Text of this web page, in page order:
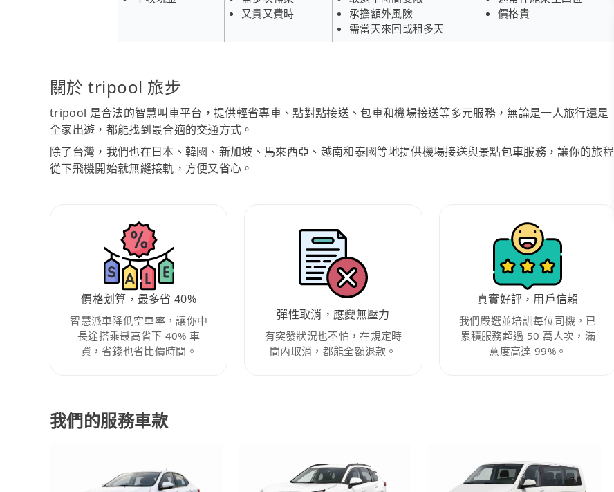
又貴又費時
承擔額外風險
需當天來回或租多天
價格貴
關於 tripool 旅步
tripool 是合法的智慧叫車平台，提供輕省專車、點對點接送、包車和機場接送等多元服務，無論是一人旅行還是
全家出遊，都能找到最合適的交通方式。
除了台灣，我們也在日本、韓國、新加坡、馬來西亞、越南和泰國等地提供機場接送與景點包車服務，讓你的旅程
從下飛機開始就無縫接軌，方便又省心。
價格划算，最多省 40%
智慧派車降低空車率，讓你中
長途搭乘最高省下 40% 車
資，省錢也省比價時間。
彈性取消，應變無壓力
有突發狀況也不怕，在規定時
間內取消，都能全額退款。
真實好評，用戶信賴
我們嚴選並培訓每位司機，已
累積服務超過 50 萬人次，滿
意度高達 99%。
我們的服務車款